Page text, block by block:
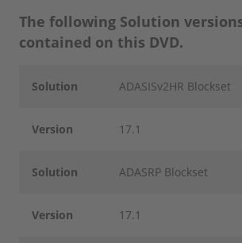
Magazin
The following Solution
contained on this DVD.
Solution ADASISv2HR Blockset
Version 17.1
Solution ADASRP Blockset
Version 17.1